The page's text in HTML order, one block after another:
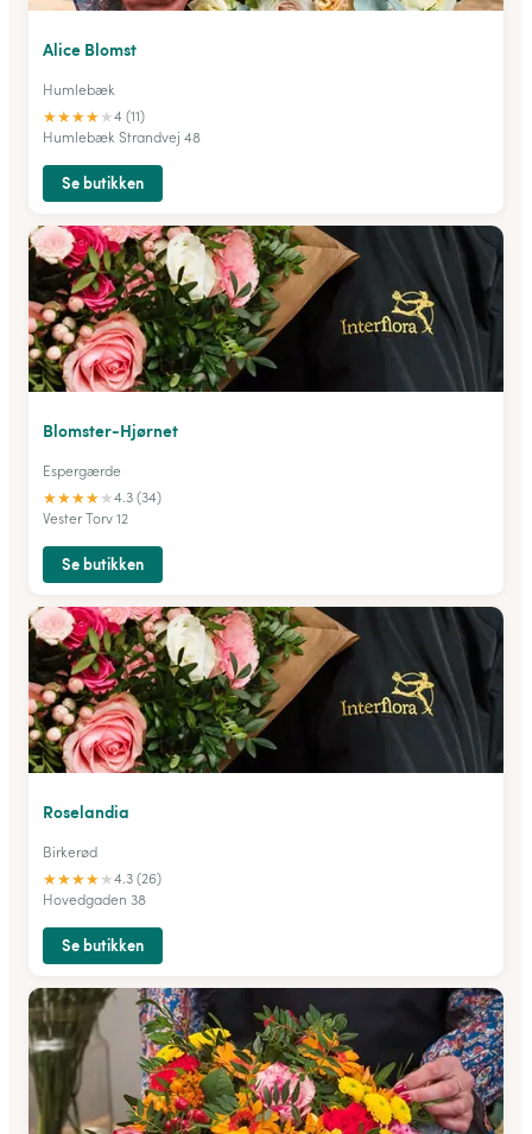
Alice Blomst
Humlebæk
★★★★★4 (11)
Humlebæk Strandvej 48
Se butikken
Blomster-Hjørnet
Espergærde
★★★★★4.3 (34)
Vester Torv 12
Se butikken
Roselandia
Birkerød
★★★★★4.3 (26)
Hovedgaden 38
Se butikken